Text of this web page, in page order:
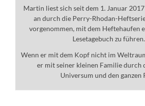
Martin liest sich seit dem 1. Januar
an durch die Perry-Rhodan-
vorgenommen, mit dem Heftehaufen
Lesetagebuch zu führen.
Wenn er mit dem Kopf nicht im
er mit seiner kleinen Familie durch
Universum und den ganzen